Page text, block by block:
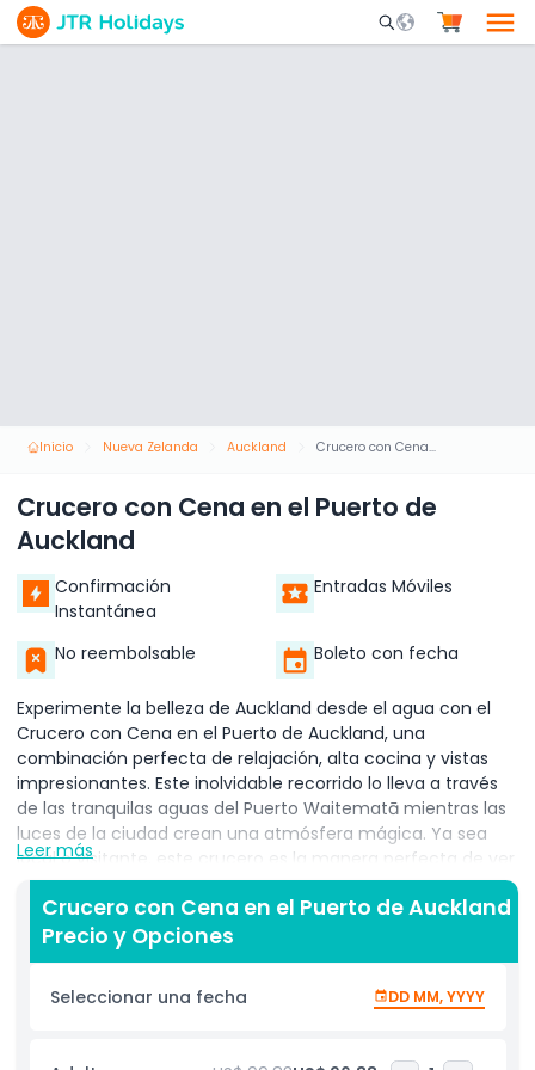
Mobile Search
Inicio Nueva Zelanda Auckland Crucero con Cena en el Puerto de Auckland
Crucero con Cena en el Puerto de
Auckland
Confirmación
Instantánea
Entradas Móviles
No reembolsable Boleto con fecha
Experimente la belleza de Auckland desde el agua con el
Crucero con Cena en el Puerto de Auckland, una
combinación perfecta de relajación, alta cocina y vistas
impresionantes. Este inolvidable recorrido lo lleva a través
de las tranquilas aguas del Puerto Waitematā mientras las
luces de la ciudad crean una atmósfera mágica. Ya sea
local o visitante, este crucero es la manera perfecta de ver
el horizonte de Auckland desde una perspectiva
completamente nueva.
Deléitese con una deliciosa comida elaborada con
panorámicas de íconos como el Puente del Puerto de
de Auckland ofrece un escape íntimo y tranquilo del bullicio
Leer más
Crucero con Cena en el Puerto de Auckland
Precio y Opciones
Seleccionar una fecha DD MM, YYYY